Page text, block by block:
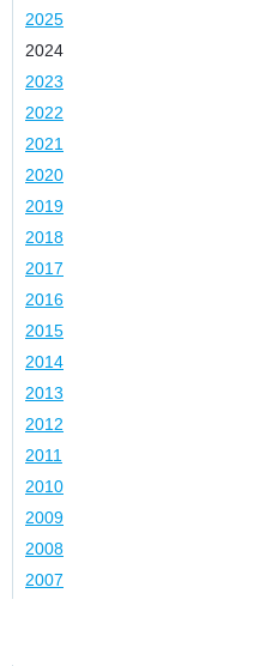
2025
2024
2023
2022
2021
2020
2019
2018
2017
2016
2015
2014
2013
2012
2011
2010
2009
2008
2007